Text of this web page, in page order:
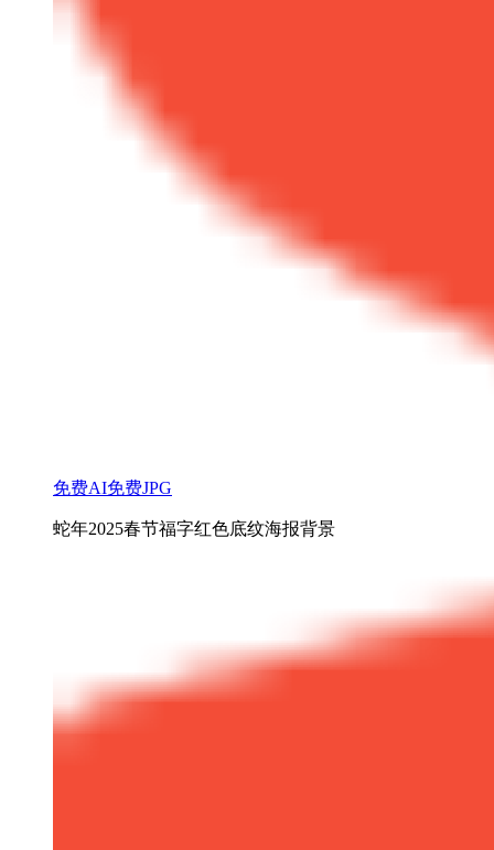
免费AI免费JPG
蛇年2025春节福字红色底纹海报背景